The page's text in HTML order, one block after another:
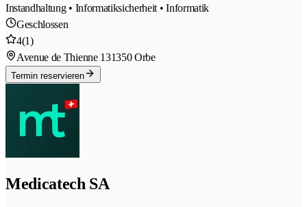
Instandhaltung • Informatiksicherheit • Informatik
Geschlossen
4(1)
Avenue de Thienne 131350 Orbe
Termin reservieren
Medicatech SA